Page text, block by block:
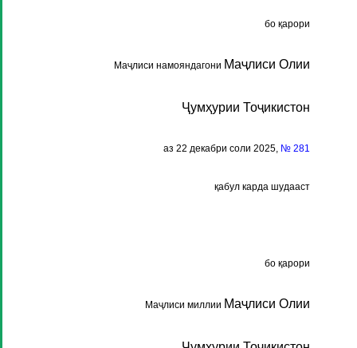
бо қарори
Маҷлиси намояндагони Маҷлиси Олии
Ҷумҳурии Тоҷикистон
аз 22 декабри соли 2025, № 281
қабул карда шудааст
бо қарори
Маҷлиси миллии Маҷлиси Олии